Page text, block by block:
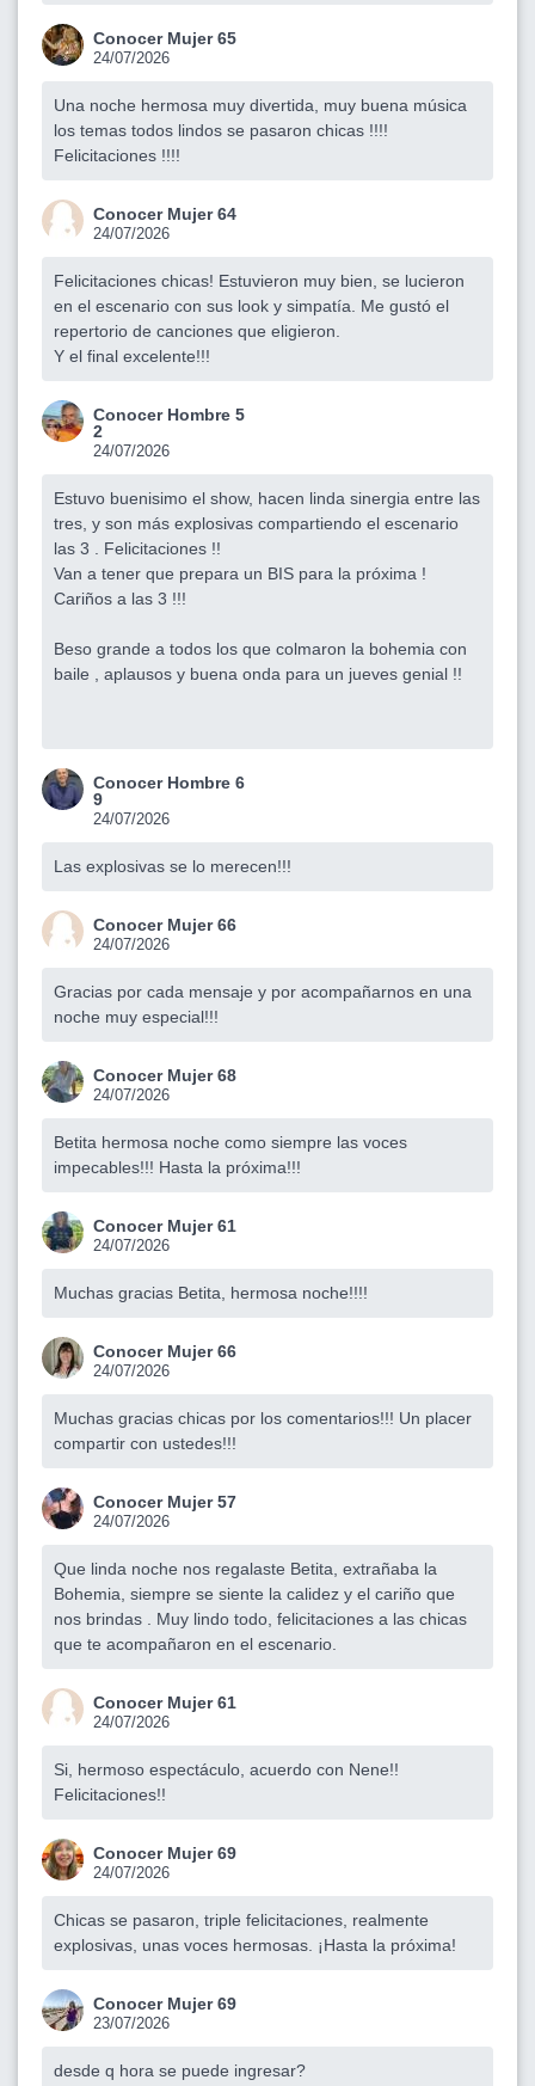
Conocer Mujer 65
24/07/2026
Una noche hermosa muy divertida, muy buena música
los temas todos lindos se pasaron chicas !!!!
Felicitaciones !!!!
Conocer Mujer 64
24/07/2026
Felicitaciones chicas! Estuvieron muy bien, se lucieron
en el escenario con sus look y simpatía. Me gustó el
repertorio de canciones que eligieron.
Y el final excelente!!!
Conocer Hombre 5
2
24/07/2026
Estuvo buenisimo el show, hacen linda sinergia entre las
tres, y son más explosivas compartiendo el escenario
las 3 . Felicitaciones !!
Van a tener que prepara un BIS para la próxima !
Cariños a las 3 !!!
Beso grande a todos los que colmaron la bohemia con
baile , aplausos y buena onda para un jueves genial !!
Conocer Hombre 6
9
24/07/2026
Las explosivas se lo merecen!!!
Conocer Mujer 66
24/07/2026
Gracias por cada mensaje y por acompañarnos en una
noche muy especial!!!
Conocer Mujer 68
24/07/2026
Betita hermosa noche como siempre las voces
impecables!!! Hasta la próxima!!!
Conocer Mujer 61
24/07/2026
Muchas gracias Betita, hermosa noche!!!!
Conocer Mujer 66
24/07/2026
Muchas gracias chicas por los comentarios!!! Un placer
compartir con ustedes!!!
Conocer Mujer 57
24/07/2026
Que linda noche nos regalaste Betita, extrañaba la
Bohemia, siempre se siente la calidez y el cariño que
nos brindas . Muy lindo todo, felicitaciones a las chicas
que te acompañaron en el escenario.
Conocer Mujer 61
24/07/2026
Si, hermoso espectáculo, acuerdo con Nene!!
Felicitaciones!!
Conocer Mujer 69
24/07/2026
Chicas se pasaron, triple felicitaciones, realmente
explosivas, unas voces hermosas. ¡Hasta la próxima!
Conocer Mujer 69
23/07/2026
desde q hora se puede ingresar?